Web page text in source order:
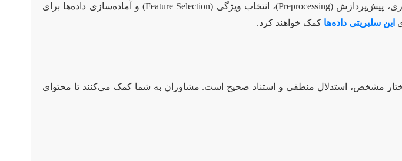
در هوش مصنوعی، داده‌ها نقش حیاتی دارند. این مرحله شامل شناسایی منابع داده، جمع‌آوری، پیش‌پردازش (Preprocessing)، انتخاب ویژگی (Feature Selection) و آماده‌سازی داده‌ها برای
این سلبریتی داده‌ها کمک خواهند کرد.
مشخص، استدلال منطقی و استناد صحیح است. مشاوران به شما کمک می‌کنند تا محتوای